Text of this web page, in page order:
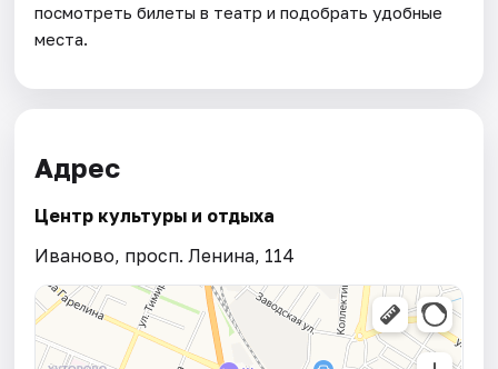
посмотреть билеты в театр и подобрать удобные
места.
Адрес
Центр культуры и отдыха
Иваново, просп. Ленина, 114